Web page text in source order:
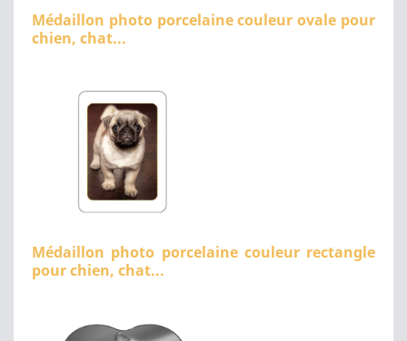
Médaillon photo porcelaine couleur ovale pour
chien, chat...
Médaillon photo porcelaine couleur rectangle
pour chien, chat...